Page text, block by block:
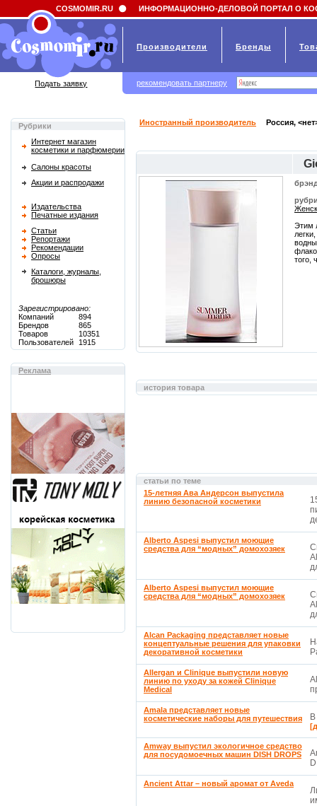
Field 'news_title' doesn't have a default value
Рубрики
Интернет магазин
косметики и парфюмерии
Салоны красоты
Акции и распродажи
Издательства
Печатные издания
Статьи
Репортажи
Рекомендации
Опросы
Каталоги, журналы,
брошюры
Зарегистрировано:
Компаний
894
Брендов
865
Товаров
10351
Пользователей
1915
Реклама
Иностранный производитель Россия,
Этим
того,
история товара
статьи по теме
15-летняя Ава Андерсон выпустила
линию безопасной косметики
Alberto Aspesi выпустил моющие
средства для “модных” домохозяек
Alberto Aspesi выпустил моющие
средства для “модных” домохозяек
Alcan Packaging представляет новые
концептуальные решения для упаковки
декоративной косметики
Allergan и Clinique выпустили новую
линию по уходу за кожей Clinique
Medical
Amala представляет новые
косметические наборы для путешествия
Amway выпустил экологичное средство
для посудомоечных машин DISH DROPS
Ancient Attar – новый аромат от Aveda
COSMOMIR.RU ИНФОРМАЦИОННО-ДЕЛОВОЙ ПОРТАЛ О
Производители Бренды
Подать заявку рекомендовать партнеру